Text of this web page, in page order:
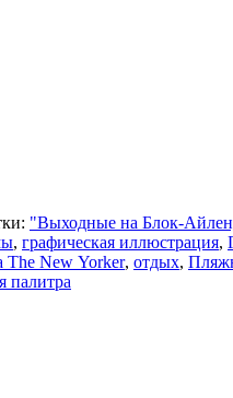
"Выходные на Блок-
, графическая иллюстрация,
New Yorker, отдых,
палитра